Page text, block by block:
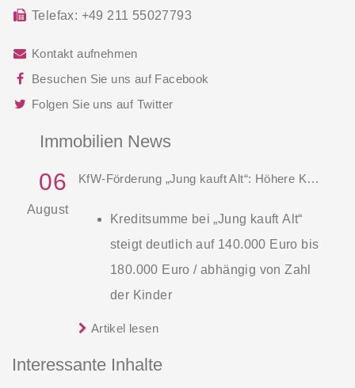
Telefax: +49 211 55027793
Kontakt aufnehmen
Besuchen Sie uns auf Facebook
Folgen Sie uns auf Twitter
Immobilien News
06
August
KfW-Förderung „Jung kauft Alt“: Höhere Kredite ab August 2026
Kreditsumme bei „Jung kauft Alt“
steigt deutlich auf 140.000 Euro bis
180.000 Euro / abhängig von Zahl
der Kinder
Zinsen werden aus Mitteln des
0,53 Prozent effektiv bei 35 Jahren
Die KfW und der Bund verbessern
weiter die Förderung für Familien mit
Artikel lesen
Interessante Inhalte